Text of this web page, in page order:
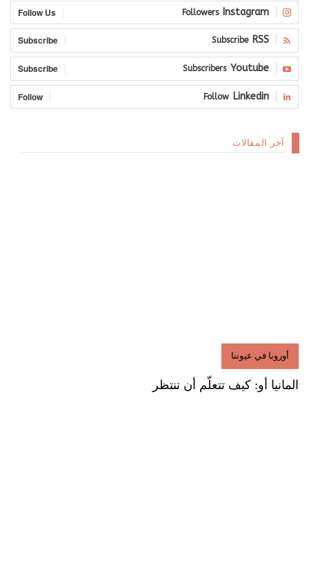
Instagram
Followers
Follow Us
RSS
Subscribe
Subscribe
Youtube
Subscribers
Subscribe
Linkedin
Follow
Follow
آخر المقالات
أوروبا في عيوننا
المانيا أو: كيف تتعلّم أن تنتظر